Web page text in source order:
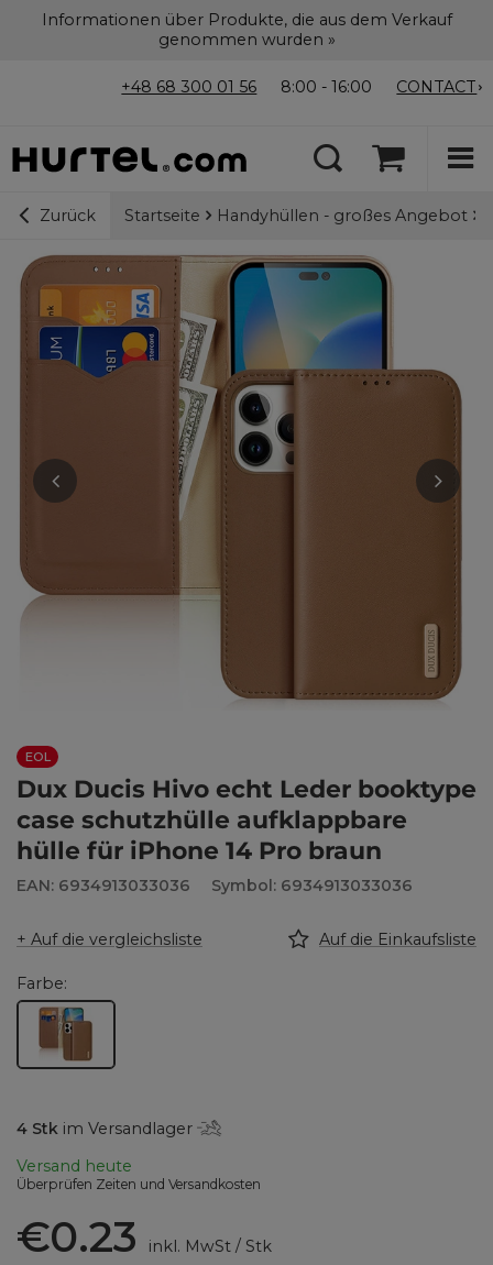
Informationen über Produkte, die aus dem Verkauf
genommen wurden »
+48 68 300 01 56 8:00 - 16:00 CONTACT
Zurück Startseite Handyhüllen - großes Angebot
EOL
Dux Ducis Hivo echt Leder booktype
case schutzhülle aufklappbare
hülle für iPhone 14 Pro braun
EAN: 6934913033036 Symbol: 6934913033036
+ Auf die vergleichsliste Auf die Einkaufsliste
Farbe
4 Stk im Versandlager
Versand heute
Überprüfen Zeiten und Versandkosten
€0.23 inkl. MwSt/ Stk